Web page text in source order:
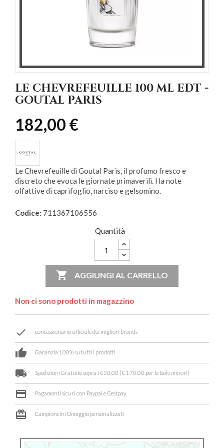
LE CHEVREFEUILLE 100 ML EDT -
GOUTAL PARIS
182,00 €
Le Chevrefeuille di Goutal Paris, il profumo fresco e
discreto che evoca le giornate primaverili. Ha note
olfattive di caprifoglio, narciso e gelsomino.
Codice: 711367106556
Quantità
 AGGIUNGI AL CARRELLO
Non ci sono prodotti in magazzino
done concessionario ufficiale dei migliori brands
thumb_up Garanzia 100% su tutti i prodotti
local_shipping Spedizioni Gratuite sopra i €50,00 (€ 170,00 per le Isole minori)
credit_card Pagamenti sicuri con Paypal e Gestpay
card_giftcard Campioncini Omaggio personalizzati